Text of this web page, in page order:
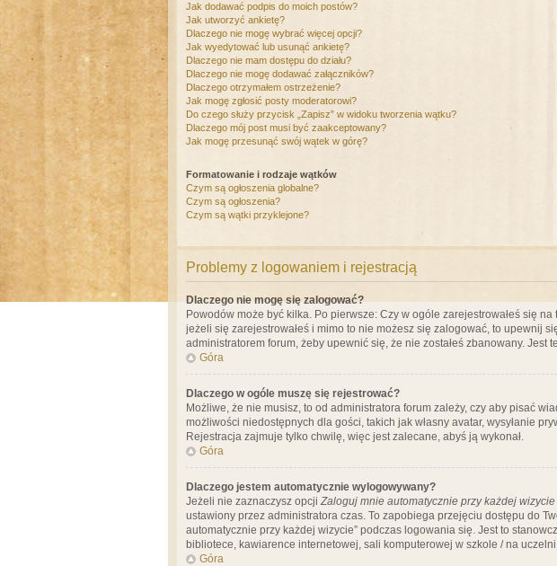
Jak dodawać podpis do moich postów?
Jak utworzyć ankietę?
Dlaczego nie mogę wybrać więcej opcji?
Jak wyedytować lub usunąć ankietę?
Dlaczego nie mam dostępu do działu?
Dlaczego nie mogę dodawać załączników?
Dlaczego otrzymałem ostrzeżenie?
Jak mogę zgłosić posty moderatorowi?
Do czego służy przycisk „Zapisz” w widoku tworzenia wątku?
Dlaczego mój post musi być zaakceptowany?
Jak mogę przesunąć swój wątek w górę?
Formatowanie i rodzaje wątków
Czym są ogłoszenia globalne?
Czym są ogłoszenia?
Czym są wątki przyklejone?
Problemy z logowaniem i rejestracją
Dlaczego nie mogę się zalogować?
Powodów może być kilka. Po pierwsze: Czy w ogóle zarejestrowałeś się
jeżeli się zarejestrowałeś i mimo to nie możesz się zalogować, to upewnij
administratorem forum, żeby upewnić się, że nie zostałeś zbanowany.
Góra
Dlaczego w ogóle muszę się rejestrować?
Możliwe, że nie musisz, to od administratora forum zależy, czy aby pisać
możliwości niedostępnych dla gości, takich jak własny avatar, wysyłanie
Rejestracja zajmuje tylko chwilę, więc jest zalecane, abyś ją wykonał.
Góra
Dlaczego jestem automatycznie wylogowywany?
Jeżeli nie zaznaczysz opcji Zaloguj mnie automatycznie przy każdej wizycie
ustawiony przez administratora czas. To zapobiega przejęciu dostępu do
automatycznie przy każdej wizycie” podczas logowania się. Jest to
bibliotece, kawiarence internetowej, sali komputerowej w szkole / na
Góra